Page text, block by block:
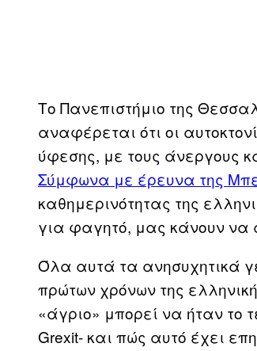
Το Πανεπιστήμιο της
αναφέρεται ότι οι
ύφεσης, με τους άνεργους
Σύμφωνα με έρευνα της
καθημερινότητας της
για φαγητό, μας κάνουν να
Όλα αυτά τα ανησυχητικά
πρώτων χρόνων της
«άγριο» μπορεί να ήταν το
Grexit- και πώς αυτό έχει